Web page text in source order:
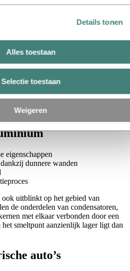
Details tonen
Alles toestaan
Selectie toestaan
Weigeren
technologische ontwikkelingen
inspirerende ontwikkelingen
bij MAHLE Behr
werken nu veel efficiënter, met
ontwerpen”, zegt hij. “Ik heb me nog
voor
naar één van de grootste
in de afgelopen 50 jaar: Koper is
gemaakt.
eigenschappen
dunnere wanden
uitblinkt op het gebied van
de onderdelen van condensatoren,
met elkaar verbonden door een
smeltpunt aanzienlijk lager ligt dan
auto’s